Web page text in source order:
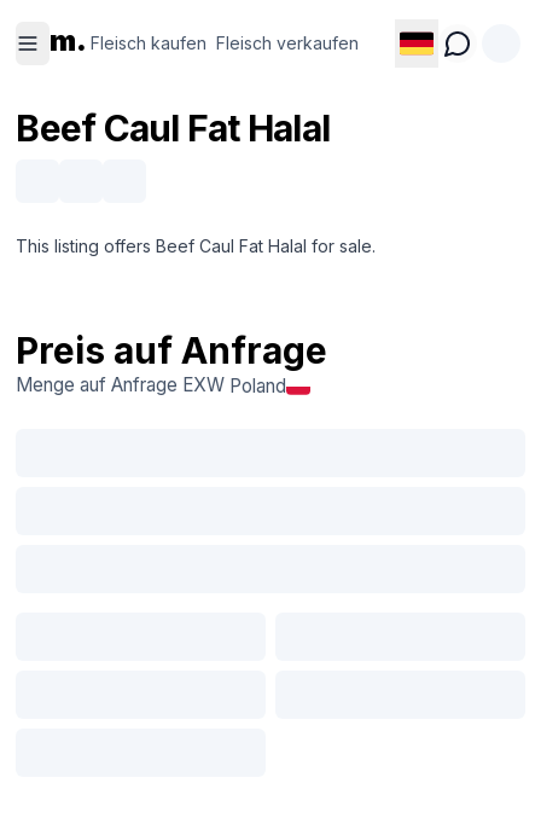
m. Fleisch kaufen Fleisch verkaufen
kaufen
verkaufen
Beef Caul Fat Halal
This listing offers Beef Caul Fat Halal for sale.
Preis auf Anfrage
Menge auf Anfrage EXW Poland